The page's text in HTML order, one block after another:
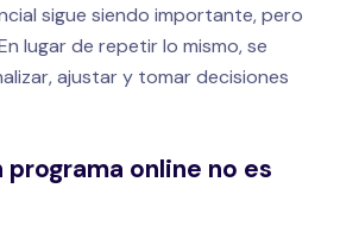
sigue siendo importante, pero
lugar de repetir lo mismo, se
ajustar y tomar decisiones
programa online no es